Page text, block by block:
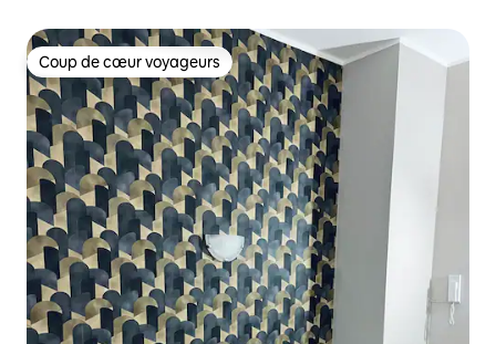
Coup de cœur voyageurs
Coup de cœur voyageurs